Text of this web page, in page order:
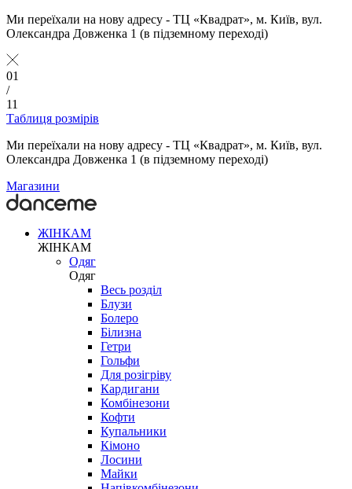
Ми переїхали на нову адресу - ТЦ «Квадрат», м. Київ, вул.
Олександра Довженка 1 (в підземному переході)
01
/
11
Таблиця розмірів
Ми переїхали на нову адресу - ТЦ «Квадрат», м. Київ, вул.
Олександра Довженка 1 (в підземному переході)
Магазини
ЖІНКАМ
ЖІНКАМ
Одяг
Одяг
Весь розділ
Блузи
Болеро
Білизна
Гетри
Гольфи
Для розігріву
Кардигани
Комбінезони
Кофти
Купальники
Кімоно
Лосини
Майки